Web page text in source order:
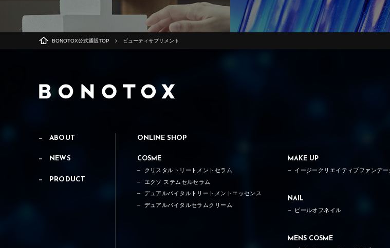
BONOTOX公式通販TOP ビューティサプリメント
ONLINE SHOP
COSME
クリスタルトリートメントセラム
エクソ ステムセルセラム
デュアルバイタルトリートメントエッセンス
デュアルバイタルセラムクリーム
MAKE UP
イージークリエイティブファンデー
NAIL
ピールオフネイル
MENS COSME
ABOUT
NEWS
PRODUCT